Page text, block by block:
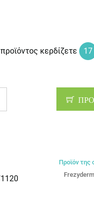
κερδίζετε 17
Προϊόν της